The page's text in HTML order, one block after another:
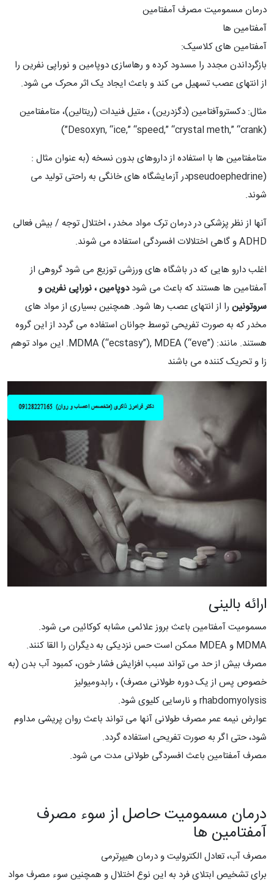
درمان مسمومیت مصرف آمفتامین
آمفتامین ها
آمفتامین های کلاسیک:
بازگرداندن مجدد را مسدود کرده و رهاسازی دوپامین و نوراپی نفرین را
از انتهای عصب تسهیل می کند و باعث ایجاد یک اثر محرک می شود.
مثال: دکستروآفتامین (دگزدرین) ، متیل فنیدات (ریتالین)، متامفتامین
(Desoxyn, “ice,” “speed,” “crystal meth,” “crank”)
متامفتامین ها با استفاده از داروهای بدون نسخه (به عنوان مثال :
(pseudoephedrineدر آزمایشگاه های خانگی به راحتی تولید می
شوند.
آنها از نظر پزشکی در درمان ترک مواد مخدر ، اختلال توجه / بیش فعالی
ADHD و گاهی اختلالات افسردگی استفاده می شوند.
اغلب دارو هایی که در باشگاه های ورزشی توزیع می شود گروهی از
آمفتامین ها هستند که باعث می شوددوپامین ، نوراپی نفرین و
سروتونین را از انتهای عصب رها شود. همچنین بسیاری از مواد های
مخدر که به صورت تفریحی توسط جوانان استفاده می گردد از این گروه
هستند. مانند: MDMA (“ecstasy”), MDEA (“eve”). این مواد توهم
زا و تحریک کننده می باشند
ارائه بالینی
مسمومیت آمفتامین باعث بروز علائمی مشابه کوکائین می شود.
MDMA و MDEA ممکن است حس نزدیکی به دیگران را القا کنند.
مصرف بیش از حد می تواند سبب افزایش فشار خون، کمبود آب بدن (به
خصوص پس از یک دوره طولانی مصرف) ، رابدومیولیز
rhabdomyolysis و نارسایی کلیوی شود.
عوارض نیمه عمر مصرف طولانی آنها می تواند باعث روان پریشی مداوم
شود، حتی اگر به صورت تفریحی استفاده گردد.
مصرف آمفتامین باعث افسردگی طولانی مدت می شود.
درمان مسمومیت حاصل از سوء مصرف
آمفتامین ها
مصرف آب، تعادل الکترولیت و درمان هیپرترمی
برای تشخیص ابتلای فرد به این نوع اختلال و همچنین سوء مصرف مواد